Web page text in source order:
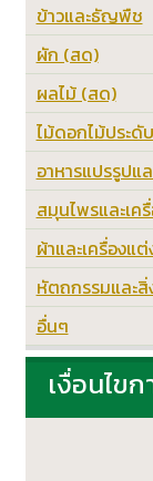
ข้าวและธัญพืช
ผัก (สด)
ผลไม้ (สด)
ไม้ดอกไม้ประดั
อาหารแปรรูปแ
สมุนไพรและเค
ผ้าและเครื่องแ
หัตถกรรมและ
อื่นๆ
เงื่อนไข